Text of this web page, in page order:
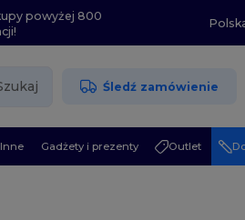
powyżej 800
Śledź zamówienie
Inne Gadżety i prezenty Outlet